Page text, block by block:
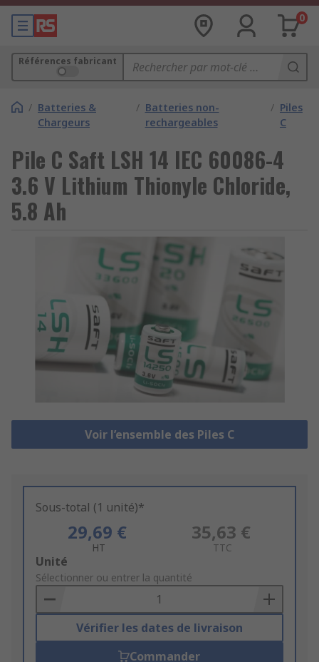
0
Références fabricant
/ Batteries &
Chargeurs
/ Batteries non-
rechargeables
/ Piles
C
Pile C Saft LSH 14 IEC 60086-4
3.6 V Lithium Thionyle Chloride,
5.8 Ah
Voir l’ensemble des Piles C
Sous-total (1 unité)*
29,69 €
HT
35,63 €
TTC
Add
to
Basket
Unité
Sélectionner ou entrer la quantité
Vérifier les dates de livraison
Commander